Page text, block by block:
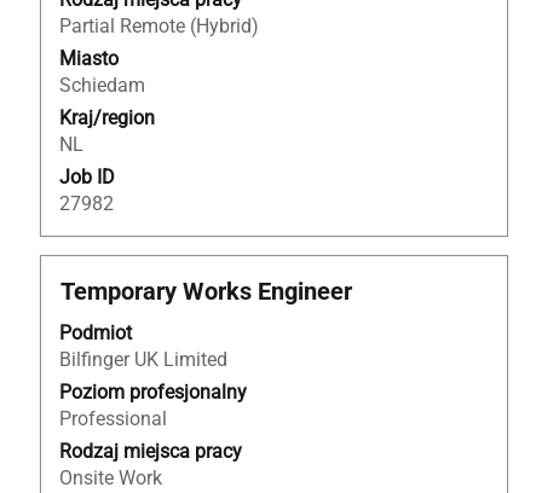
Partial Remote (Hybrid)
Miasto
Schiedam
Kraj/region
NL
Job ID
27982
treść
danych
oferty
pracy.
Tytuł
Temporary Works Engineer
Podmiot
Bilfinger UK Limited
Poziom profesjonalny
Professional
Rodzaj miejsca pracy
Onsite Work
Zaznacz
pomocą
spacji,
aby
wyświetlić
pełną
treść